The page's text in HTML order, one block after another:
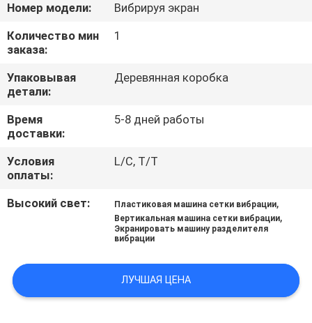
О
НАС
ПУТЕШЕСТВИЕ
ПРОВЕРКА
КАЧЕСТВА
СВЯЖИТЕСЬ
СПРОСИТЕ
Номер модели:
Вибрируя экран
Количество мин
заказа:
1
Упаковывая
детали:
Деревянная коробка
Время
доставки:
5-8 дней работы
Условия
оплаты:
L/C, T/T
Высокий свет: Пластиковая машина сетки вибрации,
Вертикальная машина сетки вибрации,
Экранировать машину разделителя
вибрации
ЛУЧШАЯ ЦЕНА